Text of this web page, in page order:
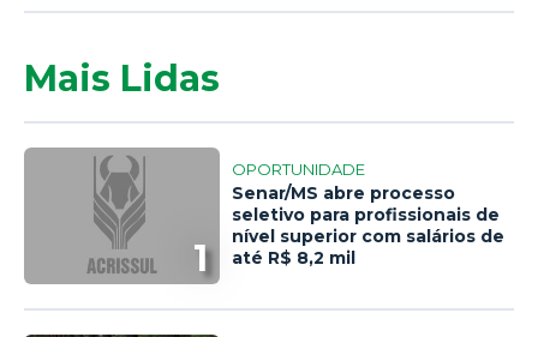
Mais Lidas
1
OPORTUNIDADE
Senar/MS abre processo
seletivo para profissionais de
nível superior com salários de
até R$ 8,2 mil